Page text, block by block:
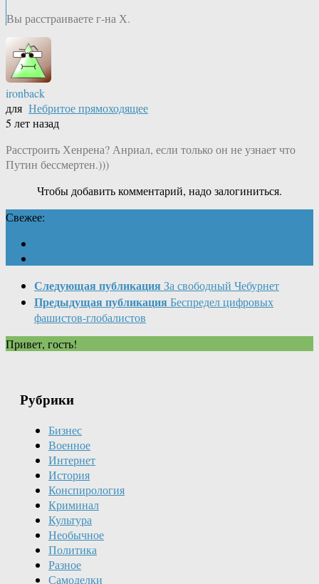
Вы расстраиваете г-на Х.
ironback
для Небритое прямоходящее
5 лет назад
Расстроить Хенрена? Анриал, если только он не узнает что
Путин бессмертен.)))
Чтобы добавить комментарий, надо залогиниться.
Свежее:
Следующая публикация За свободный Чебурнет
Предыдущая публикация Беспредел цифровых
фашистов-глобалистов
Привет, гость!
Рубрики
Бизнес
Военное
Интернет
История
Конспирология
Криминал
Культура
Необычное
Политика
Разное
Самоделки